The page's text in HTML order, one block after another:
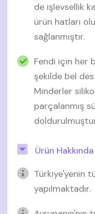
de işlevsellik
ürün hatları
sağlanmıştır.
Fendi için her
şekilde bel
Minderler
parçalanmış
Ürün
Türkiye'yenin
yapılmaktadır.